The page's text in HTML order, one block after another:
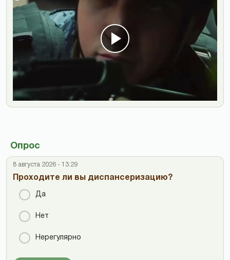
Опрос
8 августа 2026 - 13:29
Проходите ли вы диспансеризацию?
Да
Нет
Нерегулярно